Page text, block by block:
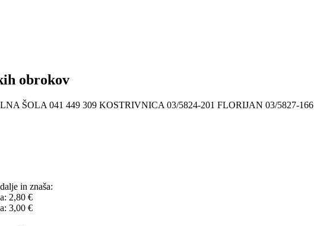
obrokov
ŠOLA 041 449 309 KOSTRIVNICA 03/5824-201 FLORIJAN 03/5827-166
in znaša:
2,80 €
3,00 €